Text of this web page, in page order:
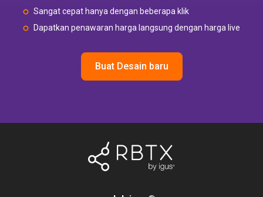
Sangat cepat hanya dengan beberapa klik
Dapatkan penawaran harga langsung dengan harga live
Buat Desain baru